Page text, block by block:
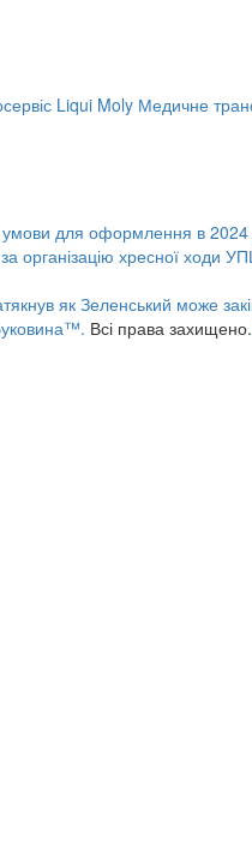
Liqui Moly Медичне
умови для оформлення в 2024
організацію хресної ходи
як Зеленський може
Всі права захищено.